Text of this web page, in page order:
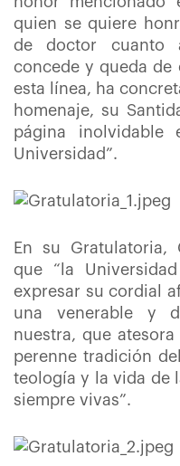
quien se quiere
de doctor cuanto
concede y queda de
esta línea, ha
homenaje, su
página inolvidable
Universidad”.
En su Gratulatoria,
que “la
expresar su cordial
una venerable y
nuestra, que
perenne tradición
teología y la vida de
siempre vivas”.